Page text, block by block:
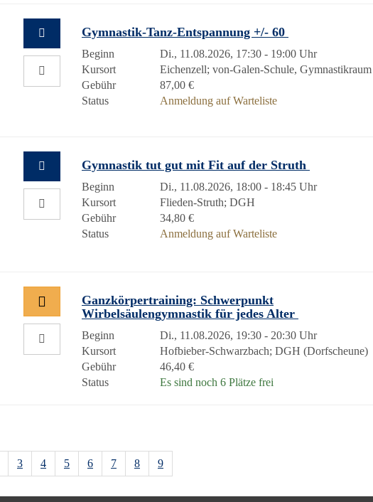
Gymnastik-Tanz-Entspannung +/- 60
Beginn
Di., 11.08.2026, 17:30 - 19:00 Uhr
Kursort
Eichenzell; von-Galen-Schule, Gymnastikraum
Gebühr
87,00 €
Status
Anmeldung auf Warteliste
Gymnastik tut gut mit Fit auf der Struth
Beginn
Di., 11.08.2026, 18:00 - 18:45 Uhr
Kursort
Flieden-Struth; DGH
Gebühr
34,80 €
Status
Anmeldung auf Warteliste
Ganzkörpertraining: Schwerpunkt
Wirbelsäulengymnastik für jedes Alter
Beginn
Di., 11.08.2026, 19:30 - 20:30 Uhr
Kursort
Hofbieber-Schwarzbach; DGH (Dorfscheune)
Gebühr
46,40 €
Status
Es sind noch 6 Plätze frei
3 4 5 6 7 8 9